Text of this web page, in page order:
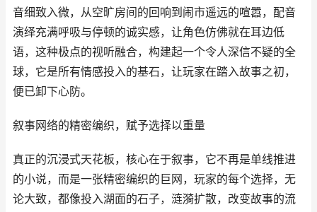
音细致入微，从空旷房间的回响到闹市遥远的喧嚣，配音
演绎充满呼吸与停顿的诚实感，让角色仿佛就在耳边低
语，这种极点的视听融合，构建起一个令人深信不疑的全
球，它是所有情感投入的基石，让玩家在踏入故事之初，
便已卸下心防。
叙事网络的精密编织，赋予选择以重量
真正的沉浸式天花板，核心在于叙事，它不再是单线推进
的小说，而是一张精密编织的巨网，玩家的每个选择，无
论大致，都像投入湖面的石子，涟漪扩散，改变故事的流